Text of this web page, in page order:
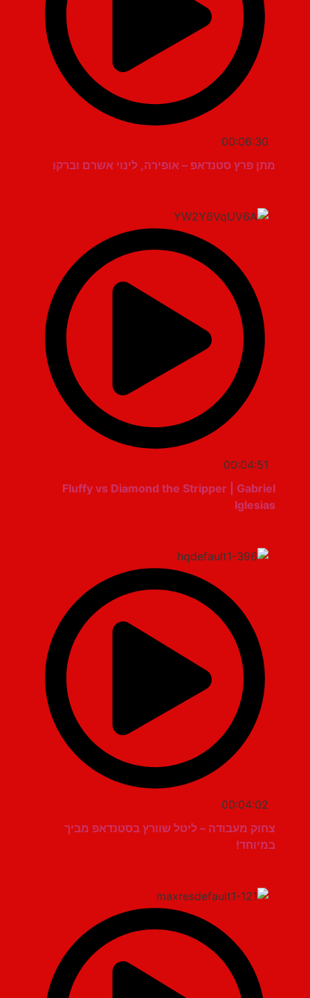
00:06:30
מתן פרץ סטנדאפ – אופירה, לינוי אשרם וברקו
00:04:51
Fluffy vs Diamond the Stripper | Gabriel
Iglesias
00:04:02
צחוק מעבודה – ליטל שוורץ בסטנדאפ מביך
במיוחד!